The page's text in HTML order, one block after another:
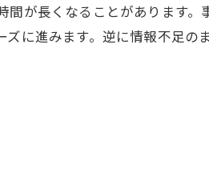
が長くなることがあります
に進みます。逆に情報不足